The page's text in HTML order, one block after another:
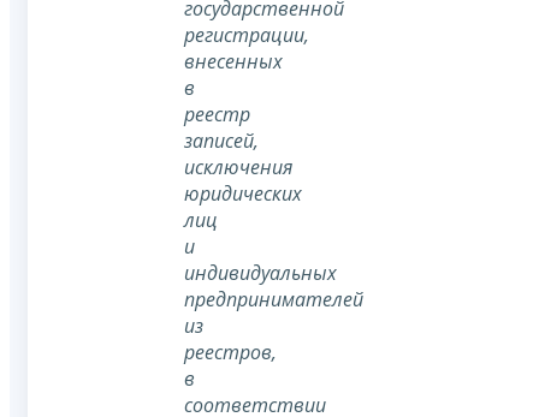
государственной
регистрации,
внесенных
в
реестр
записей,
исключения
юридических
лиц
и
индивидуальных
предпринимателей
из
реестров,
в
соответствии